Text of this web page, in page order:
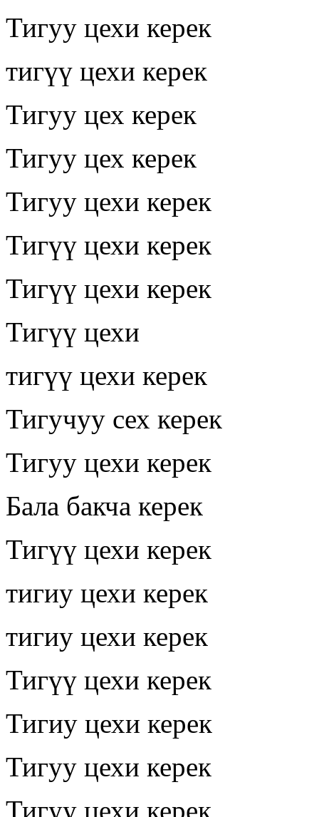
Тигуу цехи керек
тигүү цехи керек
Тигуу цех керек
Тигуу цех керек
Тигуу цехи керек
Тигүү цехи керек
Тигүү цехи керек
Тигүү цехи
тигүү цехи керек
Тигучуу сех керек
Тигуу цехи керек
Бала бакча керек
Тигүү цехи керек
тигиу цехи керек
тигиу цехи керек
Тигүү цехи керек
Тигиу цехи керек
Тигуу цехи керек
Тигуу цехи керек